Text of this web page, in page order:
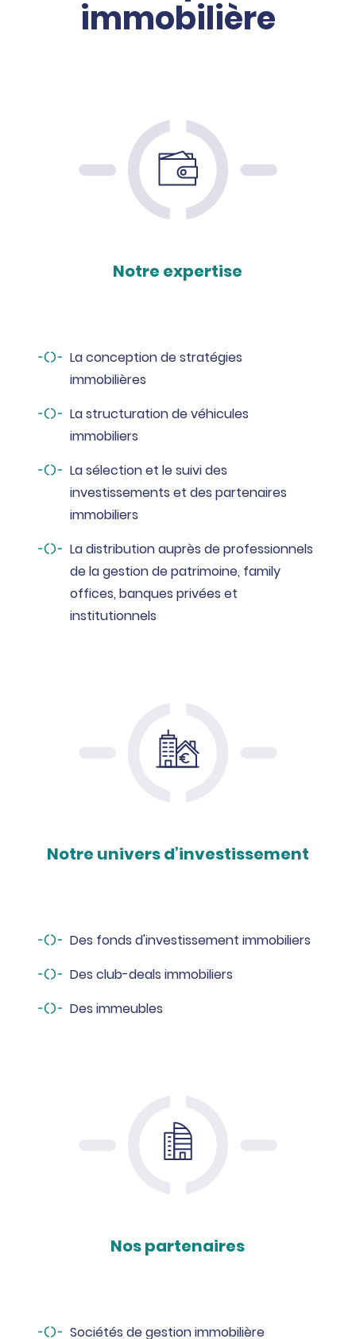
immobilière
Notre expertise
La conception de stratégies
immobilières
La structuration de véhicules
immobiliers
La sélection et le suivi des
investissements et des partenaires
immobiliers
La distribution auprès de professionnels
de la gestion de patrimoine, family
offices, banques privées et
institutionnels
Notre univers d’investissement
Des fonds d'investissement immobiliers
Des club-deals immobiliers
Des immeubles
Nos partenaires
Sociétés de gestion immobilière